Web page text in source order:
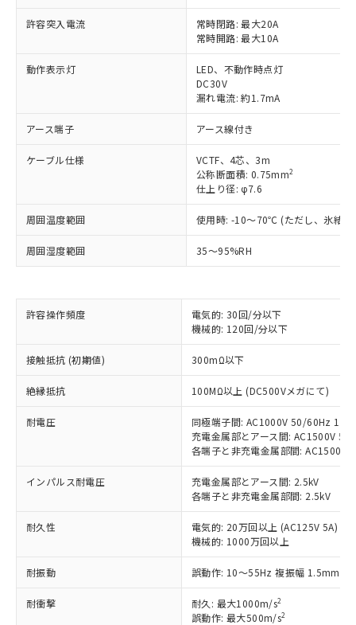
許容突入電流
常時閉路: 最大20A
常時開路: 最大10A
動作表示灯
LED、不動作時点灯
DC30V
漏れ電流: 約1.7mA
アース端子 アース線付き
ケーブル仕様
VCTF、4芯、3m
公称断面積: 0.75mm2
仕上り径: φ7.6
周囲温度範囲 使用時: -10～70℃ (ただし、氷結し
周囲湿度範囲 35～95%RH
許容操作頻度
電気的: 30回/分以下
機械的: 120回/分以下
接触抵抗 (初期値) 300mΩ以下
絶縁抵抗 100MΩ以上 (DC500Vメガにて)
耐電圧
同極端子間: AC1000V 50/60Hz
充電金属部とアース間: AC1500V
各端子と非充電金属部間: AC1500V
インパルス耐電圧
充電金属部とアース間: 2.5kV
各端子と非充電金属部間: 2.5kV
耐久性
電気的: 20万回以上 (AC125V 5A)
機械的: 1000万回以上
耐振動 誤動作: 10～55Hz 複振幅 1.5mm
耐衝撃 耐久: 最大1000m/s2
誤動作: 最大500m/s2
以下の条件をお読みいただき、同意のうえ
本サービスは、当社制御機器事業取扱
商品の当社在庫状況および標準価格
(税抜)を提供させていただくもので
す。
当社制御機器事業取扱商品の中には、
本サービスの対象外となる商品もある
ことをご了承ください。
在庫状況および標準価格照会結果は、
記載している更新日時点での社内デー
タに基づき作成されるものであり、閲
覧された時点での実際の在庫および標
準価格とは異なる場合があることをご
※1 対応状況
非含有に対応した製品が提供可能な商品で
す。
対応予定：EU RoHS指令（10物質）の非含
有に対応した製品に切り替える予定のある
商品です。
対応予定なし：EU RoHS指令（10物質）の
非含有に非対応の商品で、対応品を出す予
調査・確認中：EU RoHS指令（10物質）の
非含有の対応状況を調査中または確認中の
非該当品：ライセンス料など無形物で、有
害物質有無と関係のない商品です。
仕入先様の事情により、非含有部品として
いたものが、含有品と判明した場合などや
むを得ず変更することがあります。
鉛(Pb) 1000ppm以下、 水銀(Hg) 1000ppm以下、 カド
六価クロム(Cr(Ⅵ)) 1000ppm以下、ポリ臭化ビフェニル
「○」：最大均質材料含有率が中国RoHSの
基準値以下であることを示します。
「×」：最大均質材料含有率が中国RoHSの
基準値を超えていることを示します。
「－」：未確認です。当社販売部門へお問
Pb(鉛) :1000ppm、 Hg(水銀) : 1000ppm、 Cd(カドミウ
当社は、これら貴社製品のうち、外国
為替および外国貿易法に定める商品
（以下｢規制貨物等」という）を輸出
国政府の輸出許可(または役務取引許
可)を取得するなどの必要な手続きを